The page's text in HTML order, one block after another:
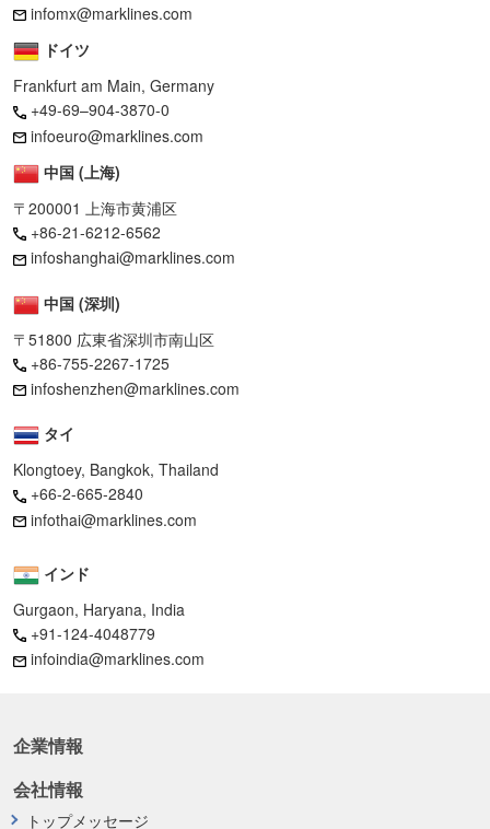
infomx@marklines.com
ドイツ
Frankfurt am Main, Germany
+49-69–904-3870-0
infoeuro@marklines.com
中国 (上海)
〒200001 上海市黄浦区
+86-21-6212-6562
infoshanghai@marklines.com
中国 (深圳)
〒51800 広東省深圳市南山区
+86-755-2267-1725
infoshenzhen@marklines.com
タイ
Klongtoey, Bangkok, Thailand
+66-2-665-2840
infothai@marklines.com
インド
Gurgaon, Haryana, India
+91-124-4048779
infoindia@marklines.com
企業情報
会社情報
トップメッセージ